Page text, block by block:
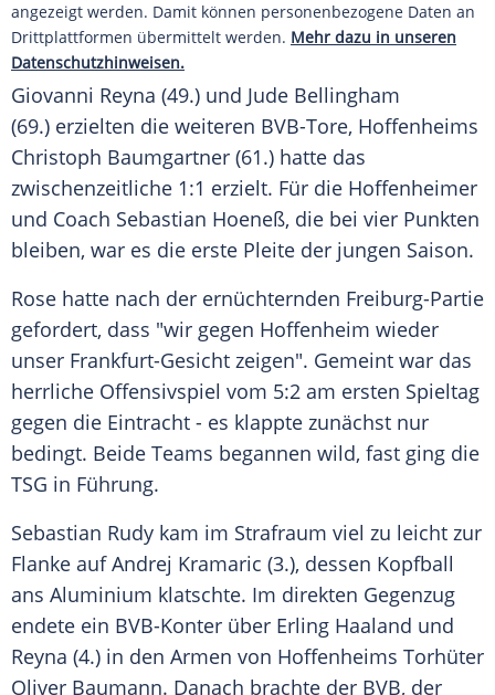
angezeigt werden. Damit können personenbezogene Daten an
Drittplattformen übermittelt werden. Mehr dazu in unseren
Datenschutzhinweisen.
Giovanni Reyna (49.) und Jude Bellingham
(69.) erzielten die weiteren BVB-Tore, Hoffenheims
Christoph Baumgartner (61.) hatte das
zwischenzeitliche 1:1 erzielt. Für die Hoffenheimer
und Coach Sebastian Hoeneß, die bei vier Punkten
bleiben, war es die erste Pleite der jungen Saison.
Rose hatte nach der ernüchternden Freiburg-Partie
gefordert, dass "wir gegen Hoffenheim wieder
unser Frankfurt-Gesicht zeigen". Gemeint war das
herrliche Offensivspiel vom 5:2 am ersten Spieltag
gegen die Eintracht - es klappte zunächst nur
bedingt. Beide Teams begannen wild, fast ging die
TSG in Führung.
Sebastian Rudy kam im Strafraum viel zu leicht zur
Flanke aufAndrej Kramaric (3.), dessen Kopfball
ans Aluminium klatschte. Im direkten Gegenzug
endete ein BVB-Konter über Erling Haaland und
Reyna (4.) in den Armen von Hoffenheims Torhüter
Oliver Baumann. Danach brachte der BVB, der